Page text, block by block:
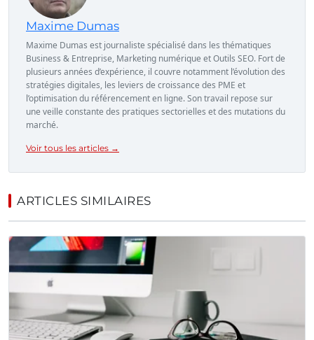
Maxime Dumas
Maxime Dumas est journaliste spécialisé dans les thématiques
Business & Entreprise, Marketing numérique et Outils SEO. Fort de
plusieurs années d’expérience, il couvre notamment l’évolution des
stratégies digitales, les leviers de croissance des PME et
l’optimisation du référencement en ligne. Son travail repose sur
une veille constante des pratiques sectorielles et des mutations du
marché.
Voir tous les articles →
ARTICLES SIMILAIRES